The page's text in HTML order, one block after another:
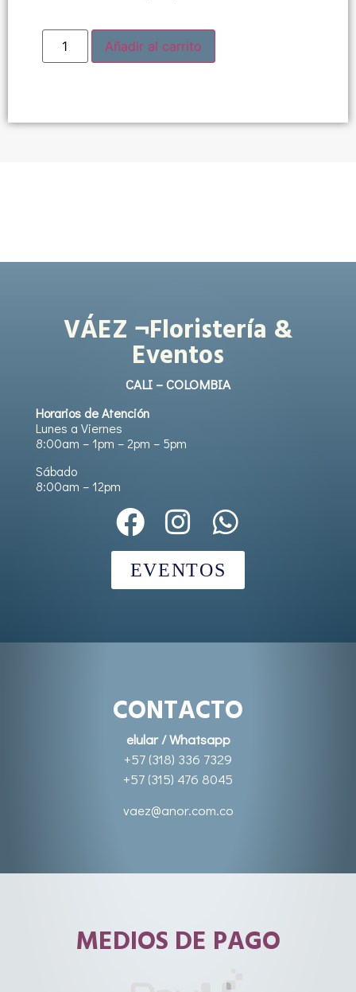
Añadir al carrito
VÁEZ ¬Floristería &
Eventos
CALI – COLOMBIA
Horarios de Atención
Lunes a Viernes
8:00am – 1pm – 2pm – 5pm
Sábado
8:00am – 12pm
EVENTOS
CONTACTO
elular / Whatsapp
+57 (318) 336 7329
+57 (315) 476 8045
vaez@anor.com.co
MEDIOS DE PAGO